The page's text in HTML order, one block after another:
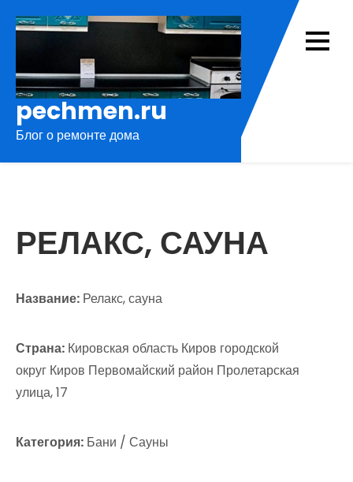
pechmen.ru
Блог о ремонте дома
РЕЛАКС, САУНА
Название: Релакс, сауна
Страна: Кировская область Киров городской
округ Киров Первомайский район Пролетарская
улица, 17
Категория: Бани / Сауны